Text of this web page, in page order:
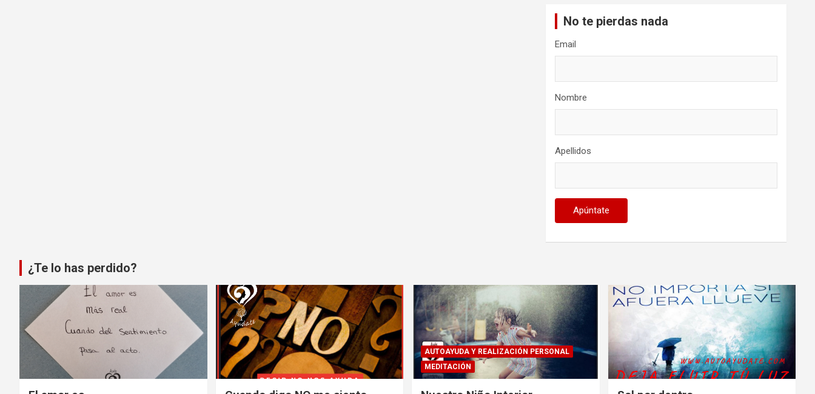
No te pierdas nada
Email
Nombre
Apellidos
¿Te lo has perdido?
AUTOAYUDA Y REALIZACIÓN PERSONAL
MEDITACIÓN